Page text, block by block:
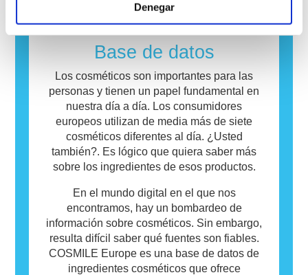
Denegar
sustancia que causa una reacción alérgica se
de cuidado personal pueden contener
ingredientes que pueden resultar alergénicos
para algunas personas. Esto no significa que
el producto no sea seguro para que otros lo
utilicen.
Base de datos
Los cosméticos son importantes para las
personas y tienen un papel fundamental en
nuestra día a día. Los consumidores
europeos utilizan de media más de siete
cosméticos diferentes al día. ¿Usted
también?. Es lógico que quiera saber más
sobre los ingredientes de esos productos.
En el mundo digital en el que nos
encontramos, hay un bombardeo de
información sobre cosméticos. Sin embargo,
resulta difícil saber qué fuentes son fiables.
COSMILE Europe es una base de datos de
ingredientes cosméticos que ofrece